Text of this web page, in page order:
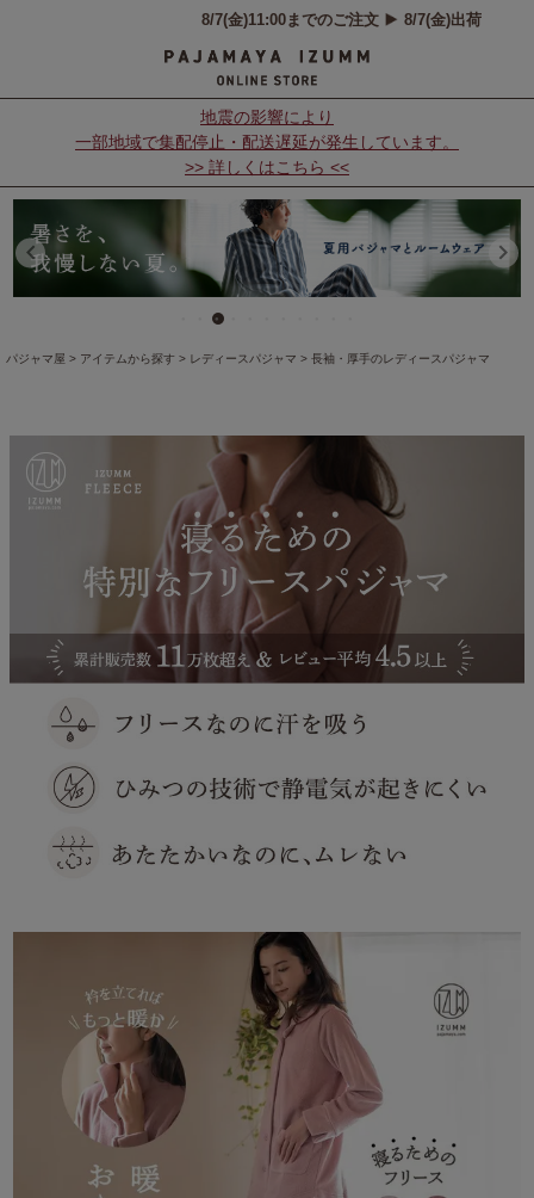
地震の影響により
一部地域で集配停止・配送遅延が発生しています。
>> 詳しくはこちら <<
パジャマ屋 アイテムから探す レディースパジャマ 長袖・厚手のレディースパジャマ